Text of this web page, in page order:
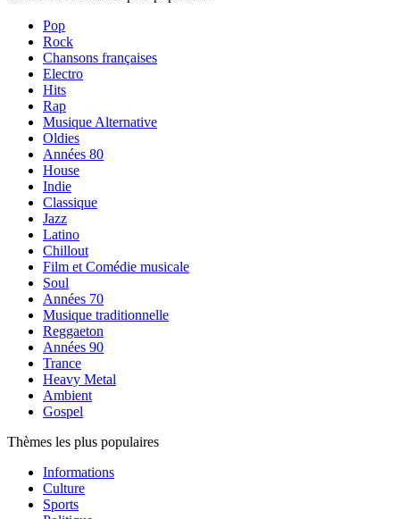
Pop
Rock
Chansons françaises
Electro
Hits
Rap
Musique Alternative
Oldies
Années 80
House
Indie
Classique
Jazz
Latino
Chillout
Film et Comédie musicale
Soul
Années 70
Musique traditionnelle
Reggaeton
Années 90
Trance
Heavy Metal
Ambient
Gospel
Thèmes les plus populaires
Informations
Culture
Sports